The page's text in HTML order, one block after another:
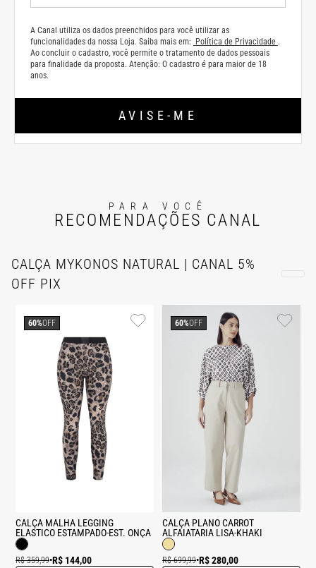
A Canal utiliza os dados preenchidos para você utilizar as
funcionalidades da nossa Loja. Saiba mais em:
Política de Privacidade .
Ao concluir o cadastro, você permite o tratamento de dados pessoais
para finalidade da proposta. Atenção: O cadastro é para maior de 18
anos.
AVISE-ME
PARA VOCÊ
RECOMENDAÇÕES CANAL
CALÇA MYKONOS NATURAL | CANAL 5%
OFF PIX
CALÇA MALHA LEGGING
ELASTICO ESTAMPADO-EST. ONÇA
R$ 359,99•R$ 144,00
60%OFF
CALÇA PLANO CARROT
ALFAIATARIA LISA-KHAKI
R$ 699,99•R$ 280,00
60%OFF